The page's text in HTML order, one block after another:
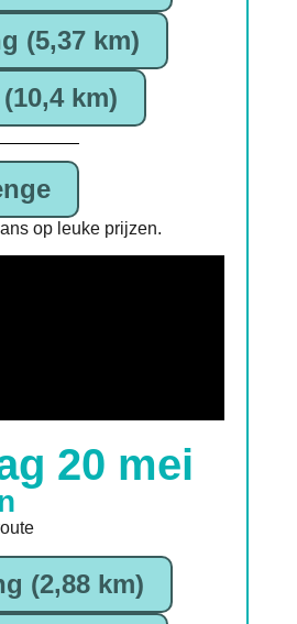
(5,37 km)
km)
op leuke prijzen.
20 mei
(2,88 km)